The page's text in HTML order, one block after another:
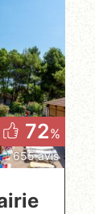
72%
655 avis